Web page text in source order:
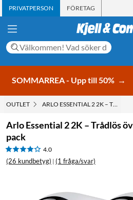
PRIVATPERSON FÖRETAG
SOMMARREA - Upp till 50% →
OUTLET ARLO ESSENTIAL 2 2K –
Arlo Essential 2 2K – Trådlös
pack
4.0
(26 kundbetyg) | (1 fråga/svar)